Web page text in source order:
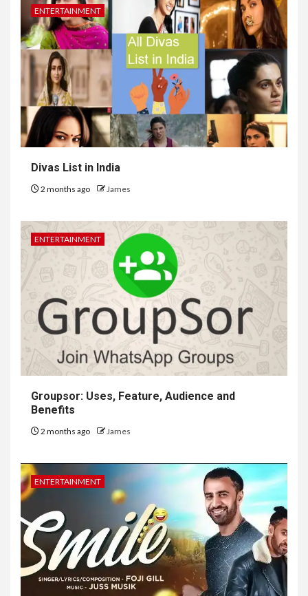
ENTERTAINMENT
Divas List in India
2 months ago James
ENTERTAINMENT
Groupsor: Uses, Feature, Audience and
Benefits
2 months ago James
ENTERTAINMENT